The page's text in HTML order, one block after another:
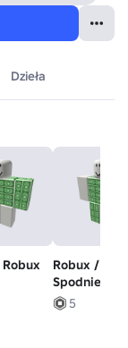
Dzieła
Robux / Bux
Spodnie
5